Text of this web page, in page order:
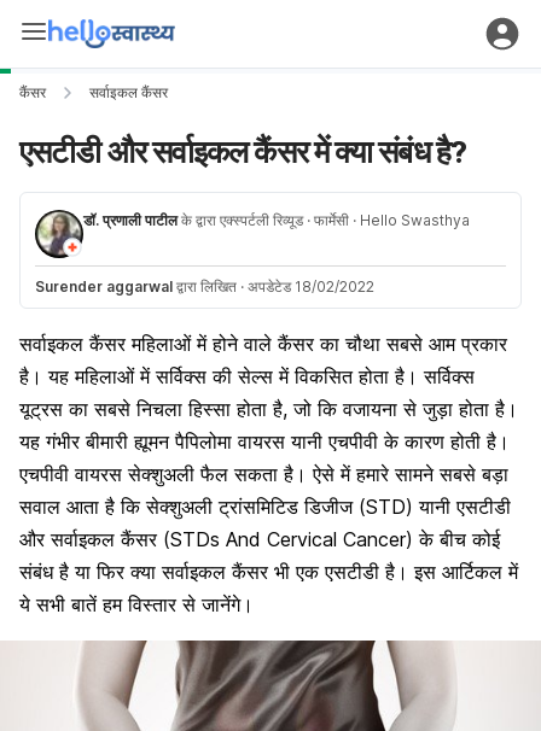
कैंसर सर्वाइकल कैंसर
एसटीडी और सर्वाइकल कैंसर में क्या संबंध है?
डॉ. प्रणाली पाटीलके द्वारा एक्स्पर्टली रिव्यूड · फार्मेसी · Hello Swasthya
Surender aggarwal द्वारा लिखित · अपडेटेड 18/02/2022
सर्वाइकल कैंसर महिलाओं में होने वाले कैंसर का चौथा सबसे आम प्रकार
है। यह महिलाओं में सर्विक्स की सेल्स में विकसित होता है। सर्विक्स
यूट्रस का सबसे निचला हिस्सा होता है, जो कि वजायना से जुड़ा होता है।
यह गंभीर बीमारी ह्यूमन पैपिलोमा वायरस यानी एचपीवी के कारण होती है।
एचपीवी वायरस सेक्शुअली फैल सकता है। ऐसे में हमारे सामने सबसे बड़ा
सवाल आता है कि सेक्शुअली ट्रांसमिटिड डिजीज (STD) यानी एसटीडी
और सर्वाइकल कैंसर (STDs And Cervical Cancer) के बीच कोई
संबंध है या फिर क्या सर्वाइकल कैंसर भी एक एसटीडी है। इस आर्टिकल में
ये सभी बातें हम विस्तार से जानेंगे।